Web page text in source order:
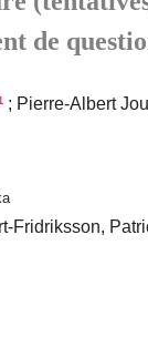
de
; Pierre-Albert